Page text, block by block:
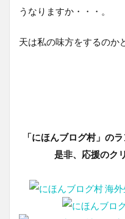
うなりますか・・・。
天は私の味方をするのか
「にほんブログ村」の
是非、応援のク